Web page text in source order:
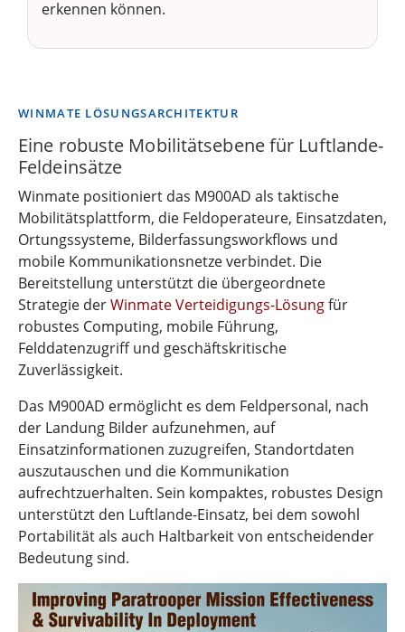
erkennen können.
WINMATE LÖSUNGSARCHITEKTUR
Eine robuste Mobilitätsebene für Luftlande-
Feldeinsätze
Winmate positioniert das M900AD als taktische
Mobilitätsplattform, die Feldoperateure, Einsatzdaten,
Ortungssysteme, Bilderfassungsworkflows und
mobile Kommunikationsnetze verbindet. Die
Bereitstellung unterstützt die übergeordnete
Strategie derWinmate Verteidigungs-Lösungfür
robustes Computing, mobile Führung,
Felddatenzugriff und geschäftskritische
Zuverlässigkeit.
Das M900AD ermöglicht es dem Feldpersonal, nach
der Landung Bilder aufzunehmen, auf
Einsatzinformationen zuzugreifen, Standortdaten
auszutauschen und die Kommunikation
aufrechtzuerhalten. Sein kompaktes, robustes Design
unterstützt den Luftlande-Einsatz, bei dem sowohl
Portabilität als auch Haltbarkeit von entscheidender
Bedeutung sind.